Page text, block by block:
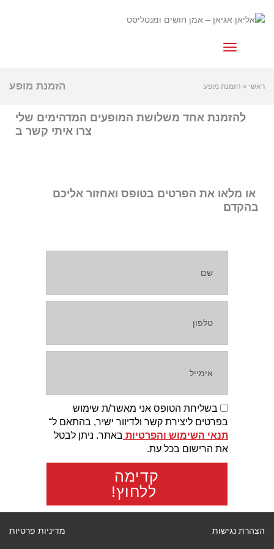
תפריט
הזמנת מופע ראשי » הזמנת מופע
להזמנת אחד משלושת המופעים המדהימים שלי
צרו איתי קשר ב
או מלאו את הפרטים בטופס ואחזור אליכם
בהקדם
בשליחת הטופס אני מאשר/ת שימוש
בפרטים ליצירת קשר ולדיוור ישיר, בהתאם ל־
תנאי השימוש והפרטיות באתר. ניתן לבטל
את הרישום בכל עת.
קדימה
ללחוץ!
מדיניות פרטיות הצהרת נגישות